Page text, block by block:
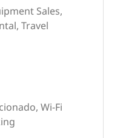
Sales,
Travel
Wi-Fi